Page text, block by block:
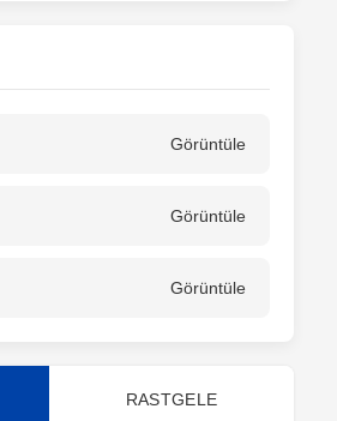
Görüntüle
Görüntüle
Görüntüle
RASTGELE